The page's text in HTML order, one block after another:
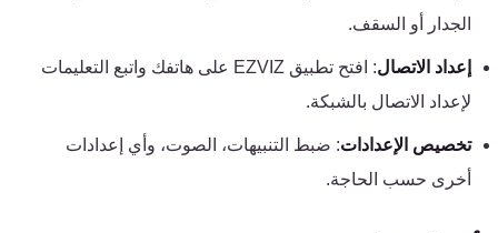
الجدار أو السقف.
إعداد الاتصال
: افتح تطبيق EZVIZ على هاتفك واتبع التعليمات
لإعداد الاتصال بالشبكة.
تخصيص الإعدادات: ضبط التنبيهات، الصوت، وأي إعدادات
أخرى حسب الحاجة.